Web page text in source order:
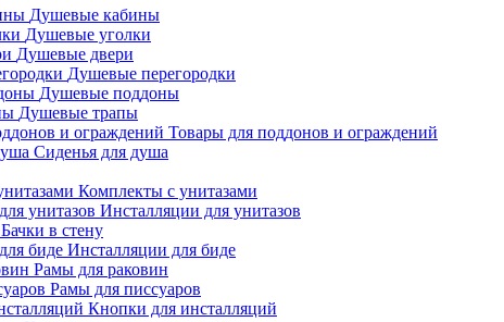
Душевые кабины
Душевые уголки
Душевые двери
Душевые перегородки
Душевые поддоны
Душевые трапы
Товары для поддонов и ограждений
Сиденья для душа
Комплекты с унитазами
Инсталляции для унитазов
Бачки в стену
Инсталляции для биде
Рамы для раковин
Рамы для писсуаров
Кнопки для инсталляций